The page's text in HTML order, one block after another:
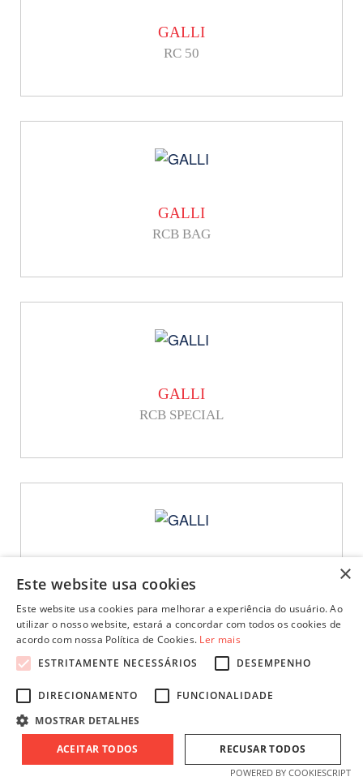
GALLI
RC 50
GALLI
RCB BAG
GALLI
RCB SPECIAL
GALLI ×
Este website usa cookies
Este website usa cookies para melhorar a experiência do usuário. Ao
utilizar o nosso website, estará a concordar com todos os cookies de
acordo com nossa Política de Cookies. Ler mais
ESTRITAMENTE NECESSÁRIOS
DESEMPENHO
DIRECIONAMENTO
FUNCIONALIDADE
MOSTRAR DETALHES
ACEITAR TODOS RECUSAR TODOS
POWERED BY COOKIESCRIPT